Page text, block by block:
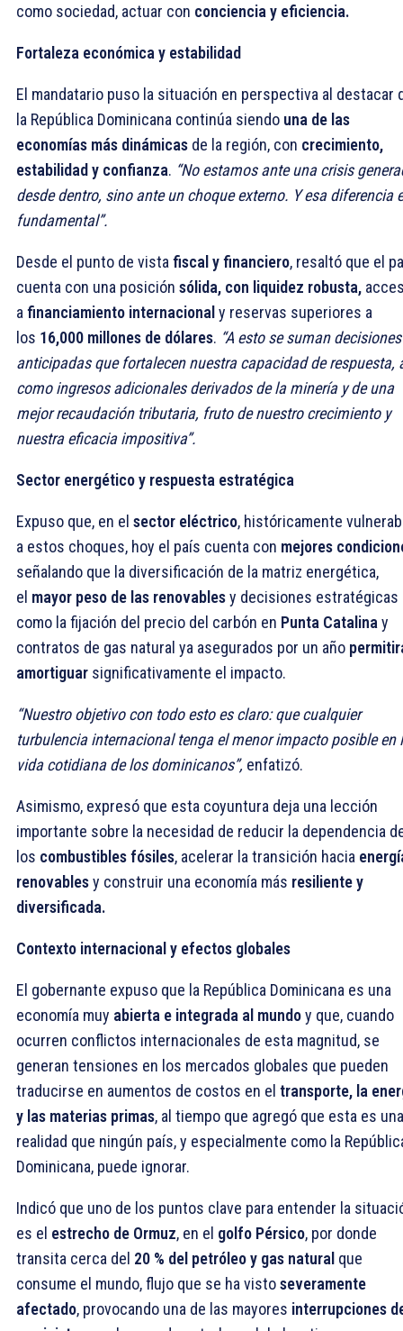
como sociedad, actuar con conciencia y eficiencia.
Fortaleza económica y estabilidad
El mandatario puso la situación en perspectiva al destacar
la República Dominicana continúa siendo una de las
economías más dinámicas de la región, con crecimiento,
estabilidad y confianza. “No estamos ante una crisis
desde dentro, sino ante un choque externo. Y esa diferencia
fundamental”.
Desde el punto de vista fiscal y financiero, resaltó que el
cuenta con una posición sólida, con liquidez robusta,
a financiamiento internacionaly reservas superiores a
los 16,000 millones de dólares. “A esto se suman decisiones
anticipadas que fortalecen nuestra capacidad de respuesta,
como ingresos adicionales derivados de la minería y de una
mejor recaudación tributaria, fruto de nuestro crecimiento y
nuestra eficacia impositiva”.
Sector energético y respuesta estratégica
Expuso que, en el sector eléctrico, históricamente
a estos choques, hoy el país cuenta con mejores
señalando que la diversificación de la matriz energética,
el mayor peso de las renovablesy decisiones estratégicas
como la fijación del precio del carbón en Punta Catalina y
contratos de gas natural ya asegurados por un año
amortiguar significativamente el impacto.
“Nuestro objetivo con todo esto es claro: que cualquier
turbulencia internacional tenga el menor impacto posible en
vida cotidiana de los dominicanos”, enfatizó.
Asimismo, expresó que esta coyuntura deja una lección
importante sobre la necesidad de reducir la dependencia
los combustibles fósiles, acelerar la transición hacia
renovablesy construir una economía más resiliente y
diversificada.
Contexto internacional y efectos globales
El gobernante expuso que la República Dominicana es una
economía muy abierta e integrada al mundoy que, cuando
ocurren conflictos internacionales de esta magnitud, se
generan tensiones en los mercados globales que pueden
traducirse en aumentos de costos en el transporte, la
y las materias primas, al tiempo que agregó que esta es una
realidad que ningún país, y especialmente como la
Dominicana, puede ignorar.
Indicó que uno de los puntos clave para entender la
es el estrecho de Ormuz, en el golfo Pérsico, por donde
transita cerca del 20 % del petróleo y gas natural que
consume el mundo, flujo que se ha vistoseveramente
afectado, provocando una de las mayores interrupciones